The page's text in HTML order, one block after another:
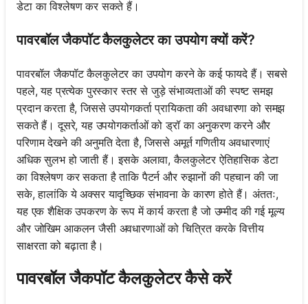
डेटा का विश्लेषण कर सकते हैं।
पावरबॉल जैकपॉट कैलकुलेटर का उपयोग क्यों करें?
पावरबॉल जैकपॉट कैलकुलेटर का उपयोग करने के कई फायदे हैं। सबसे
पहले, यह प्रत्येक पुरस्कार स्तर से जुड़े संभाव्यताओं की स्पष्ट समझ
प्रदान करता है, जिससे उपयोगकर्ता प्रायिकता की अवधारणा को समझ
सकते हैं। दूसरे, यह उपयोगकर्ताओं को ड्रॉ का अनुकरण करने और
परिणाम देखने की अनुमति देता है, जिससे अमूर्त गणितीय अवधारणाएं
अधिक सुलभ हो जाती हैं। इसके अलावा, कैलकुलेटर ऐतिहासिक डेटा
का विश्लेषण कर सकता है ताकि पैटर्न और रुझानों की पहचान की जा
सके, हालांकि ये अक्सर यादृच्छिक संभावना के कारण होते हैं। अंततः,
यह एक शैक्षिक उपकरण के रूप में कार्य करता है जो उम्मीद की गई मूल्य
और जोखिम आकलन जैसी अवधारणाओं को चित्रित करके वित्तीय
साक्षरता को बढ़ाता है।
पावरबॉल जैकपॉट कैलकुलेटर कैसे करें